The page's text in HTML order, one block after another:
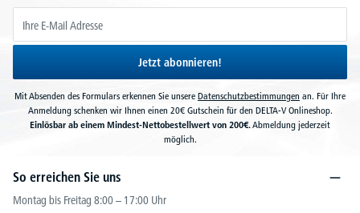
Jetzt abonnieren!
Mit Absenden des Formulars erkennen Sie unsere Datenschutzbestimmungen an. Für Ihre
Anmeldung schenken wir Ihnen einen 20€ Gutschein für den DELTA-V Onlineshop.
Einlösbar ab einem Mindest-Nettobestellwert von 200€.Abmeldung jederzeit
möglich.
So erreichen Sie uns
Montag bis Freitag 8:00 – 17:00 Uhr